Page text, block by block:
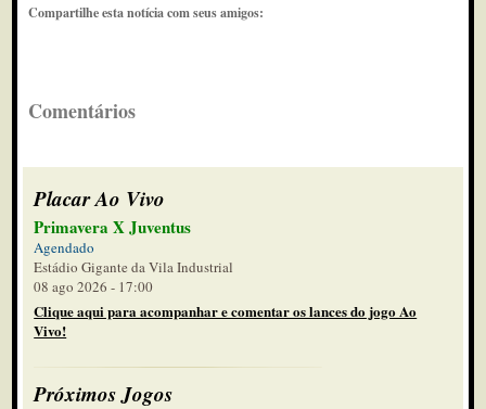
Compartilhe esta notícia com seus amigos:
Comentários
Placar Ao Vivo
Primavera X Juventus
Agendado
Estádio Gigante da Vila Industrial
08 ago 2026 - 17:00
Clique aqui para acompanhar e comentar os lances do jogo Ao
Vivo!
Próximos Jogos